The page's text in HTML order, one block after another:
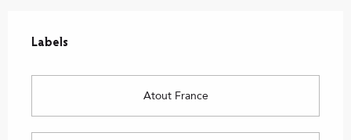
Labels
Labels
Atout France